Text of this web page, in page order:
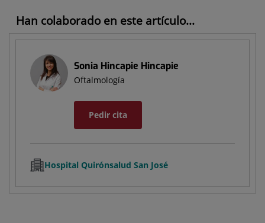
Han colaborado en este artículo...
Sonia Hincapie Hincapie
Oftalmología
Pedir cita
Hospital Quirónsalud San José